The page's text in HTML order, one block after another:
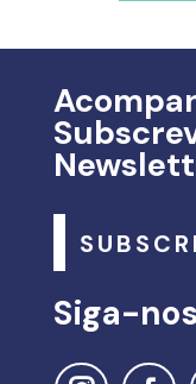
Siga-nos